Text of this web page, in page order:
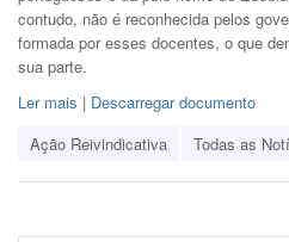
contudo, não é reconhecida pelos
formada por esses docentes, o que
sua parte.
Ler mais | Descarregar documento
Ação Reivindicativa
Todas as